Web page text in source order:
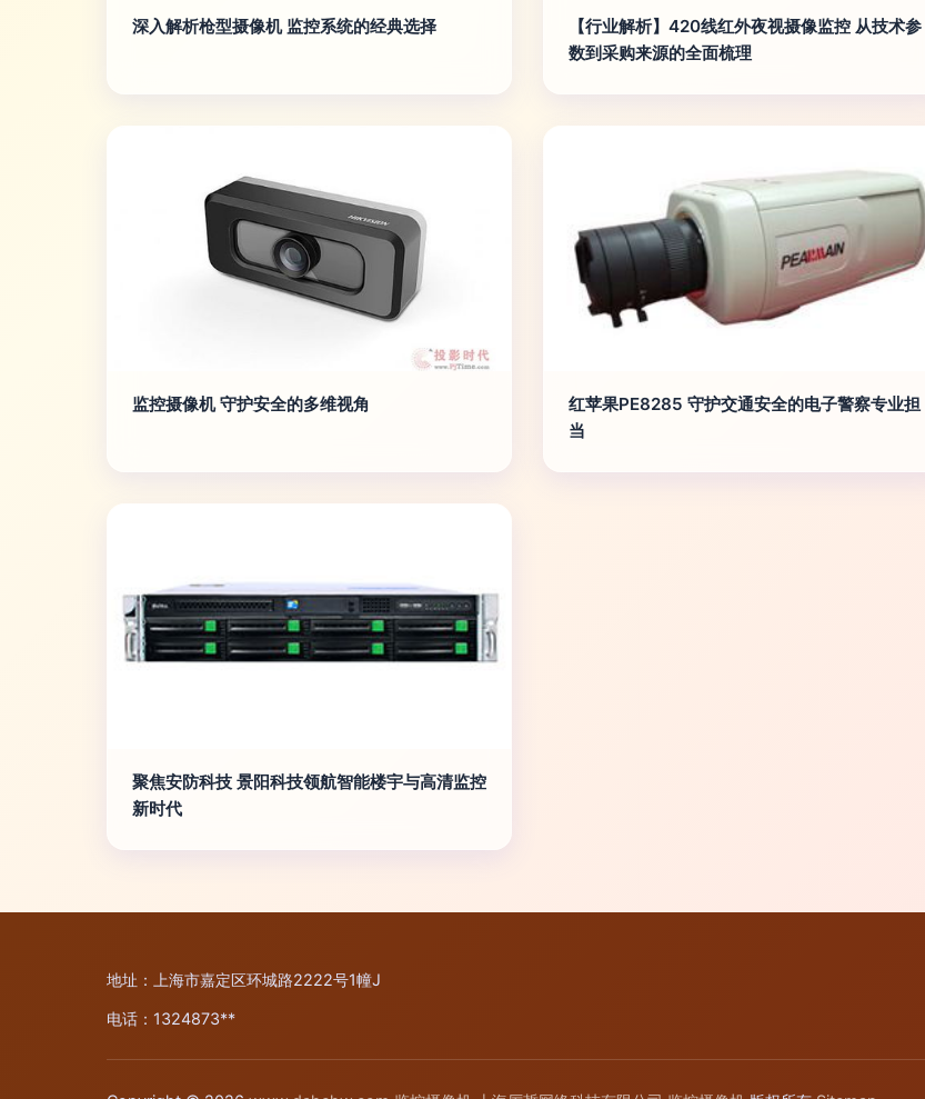
深入解析枪型摄像机 监控系统的经典选择
【行业解析】420线红外夜视摄像监控 从技术参
数到采购来源的全面梳理
监控摄像机 守护安全的多维视角
红苹果PE8285 守护交通安全的电子警察专业担
当
聚焦安防科技 景阳科技领航智能楼宇与高清监控
新时代
地址：上海市嘉定区环城路2222号1幢J
电话：1324873**